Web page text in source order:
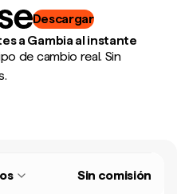
Descargar
a Gambia al instante
de cambio real. Sin
Sin comisión